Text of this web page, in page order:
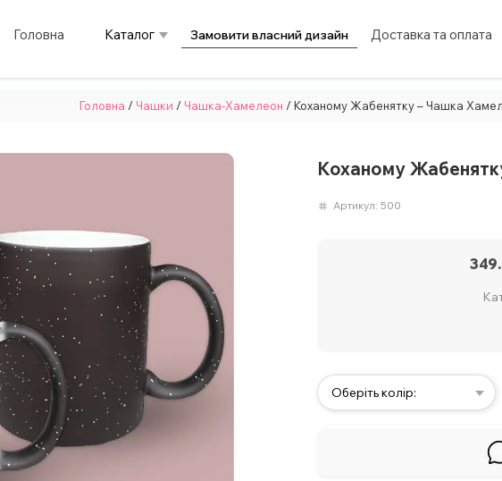
Головна Каталог Замовити власний дизайн Доставка та оплата
Головна / Чашки / Чашка-Хамелеон / Коханому Жабенятку – Чашка
Коханому
Артикул: 500
Оберіть колір: